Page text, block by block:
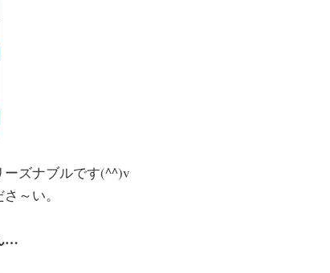
ズナブルです(^^)v
～い。
…